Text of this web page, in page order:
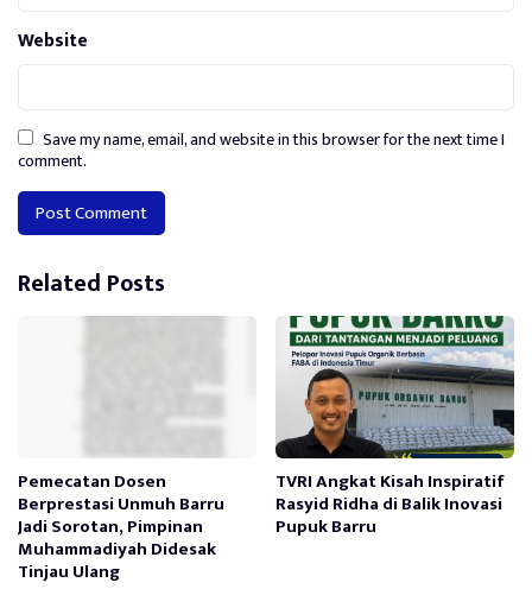
Website
Save my name, email, and website in this browser for the next time I
comment.
Alternative:
Related Posts
Pemecatan Dosen
Berprestasi Unmuh Barru
Jadi Sorotan, Pimpinan
Muhammadiyah Didesak
Tinjau Ulang
TVRI Angkat Kisah Inspiratif
Rasyid Ridha di Balik Inovasi
Pupuk Barru